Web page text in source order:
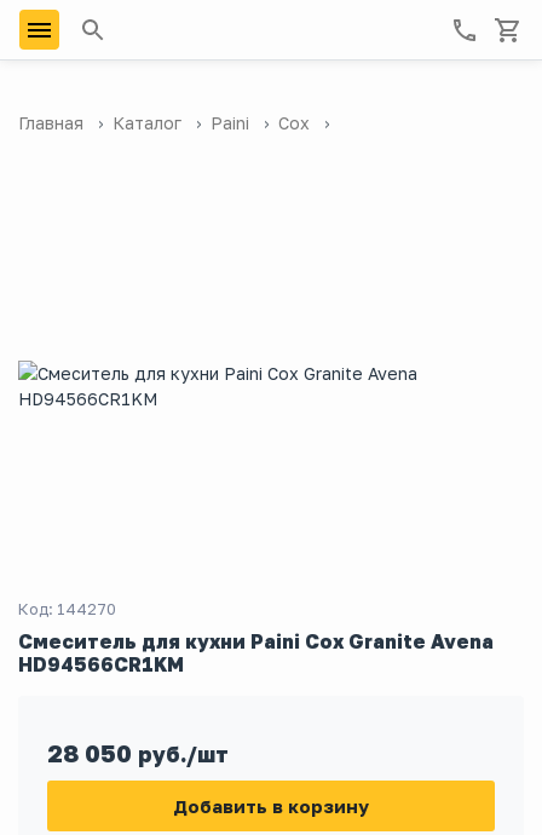
Главная Каталог Paini Cox
Код: 144270
Смеситель для кухни Paini Cox Granite Avena
HD94566CR1KM
28 050 руб./шт
Добавить в корзину